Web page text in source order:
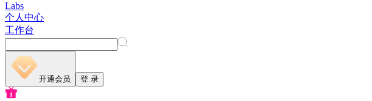
Labs
个人中心
工作台
开通会员 登 录